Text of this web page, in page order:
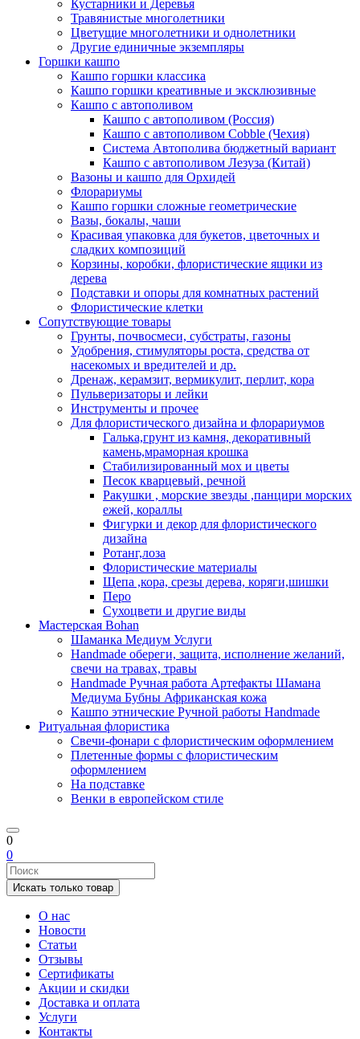
Кустарники и Деревья
Травянистые многолетники
Цветущие многолетники и однолетники
Другие единичные экземпляры
Горшки кашпо
Кашпо горшки классика
Кашпо горшки креативные и эксклюзивные
Кашпо с автополивом
Кашпо с автополивом (Россия)
Кашпо с автополивом Cobble (Чехия)
Система Автополива бюджетный вариант
Кашпо с автополивом Лезуза (Китай)
Вазоны и кашпо для Орхидей
Флорариумы
Кашпо горшки сложные геометрические
Вазы, бокалы, чаши
Красивая упаковка для букетов, цветочных и
сладких композиций
Корзины, коробки, флористические ящики из
дерева
Подставки и опоры для комнатных растений
Флористические клетки
Сопутствующие товары
Грунты, почвосмеси, субстраты, газоны
Удобрения, стимуляторы роста, средства от
насекомых и вредителей и др.
Дренаж, керамзит, вермикулит, перлит, кора
Пульверизаторы и лейки
Инструменты и прочее
Для флористического дизайна и флорариумов
Галька,грунт из камня, декоративный
камень,мраморная крошка
Стабилизированный мох и цветы
Песок кварцевый, речной
Ракушки , морские звезды ,панцири морских
ежей, кораллы
Фигурки и декор для флористического
дизайна
Ротанг,лоза
Флористические материалы
Щепа ,кора, срезы дерева, коряги,шишки
Перо
Сухоцвети и другие виды
Мастерская Bohan
Шаманка Медиум Услуги
Handmade обереги, защита, исполнение желаний,
свечи на травах, травы
Handmade Ручная работа Артефакты Шамана
Медиума Бубны Африканская кожа
Кашпо этнические Ручной работы Handmade
Ритуальная флористика
Свечи-фонари с флористическим оформлением
Плетенные формы с флористическим
оформлением
На подставке
Венки в европейском стиле
0
0
Искать только товар
О нас
Новости
Статьи
Отзывы
Сертификаты
Акции и скидки
Доставка и оплата
Услуги
Контакты